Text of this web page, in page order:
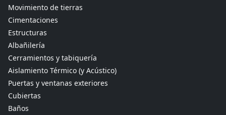
Movimiento de tierras
Cimentaciones
Estructuras
Albañilería
Cerramientos y tabiquería
Aislamiento Térmico (y Acústico)
Puertas y ventanas exteriores
Cubiertas
Baños